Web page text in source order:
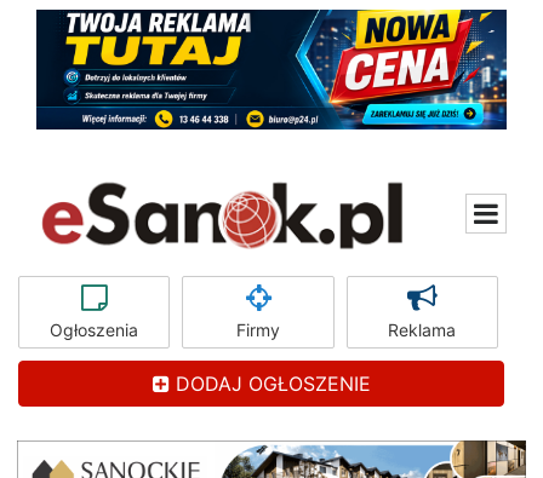
Ogłoszenia Firmy Reklama
DODAJ OGŁOSZENIE